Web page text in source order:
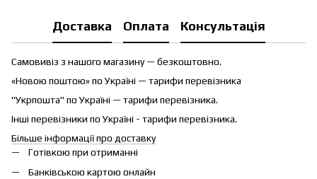
Доставка Оплата Консультація
Самовивіз з нашого магазину — безкоштовно.
«Новою поштою» по Україні — тарифи перевізника
"Укрпошта" по Україні — тарифи перевізника.
Інші перевізники по Україні - тарифи перевізника.
Більше інформації про доставку
Готівкою при отриманні
Банківською картою онлайн